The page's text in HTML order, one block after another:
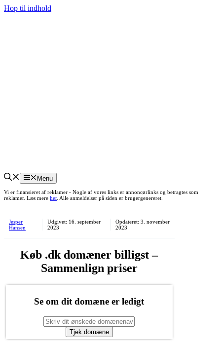
Hop til indhold
Menu
Vi er finansieret af reklamer - Nogle af vores links er annoncørlinks og betragtes som
reklamer. Læs mere her. Alle anmeldelser på siden er brugergenereret.
Jesper
Hansen
Udgivet: 16. september
2023
Opdateret:3. november
2023
Køb .dk domæner billigst –
Sammenlign priser
Se om dit domæne er ledigt
Tjek domæne